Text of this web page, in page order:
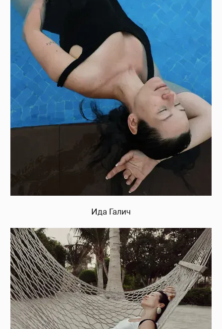
Ида Галич